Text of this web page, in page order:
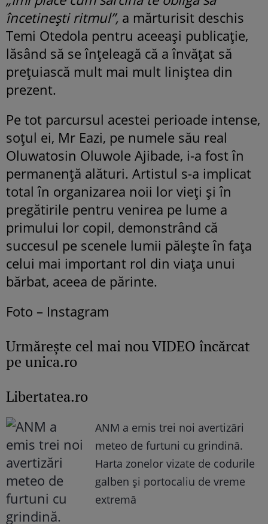
încetinești ritmul”, a mărturisit deschis
Temi Otedola pentru aceeași publicație,
lăsând să se înțeleagă că a învățat să
prețuiască mult mai mult liniștea din
prezent.
Pe tot parcursul acestei perioade intense,
soțul ei, Mr Eazi, pe numele său real
Oluwatosin Oluwole Ajibade, i-a fost în
permanență alături. Artistul s-a implicat
total în organizarea noii lor vieți și în
pregătirile pentru venirea pe lume a
primului lor copil, demonstrând că
succesul pe scenele lumii pălește în fața
celui mai important rol din viața unui
bărbat, aceea de părinte.
Foto – Instagram
Urmăreşte cel mai nou VIDEO încărcat
pe unica.ro
Libertatea.ro
ANM a emis trei noi avertizări
meteo de furtuni cu grindină.
Harta zonelor vizate de codurile
galben și portocaliu de vreme
extremă